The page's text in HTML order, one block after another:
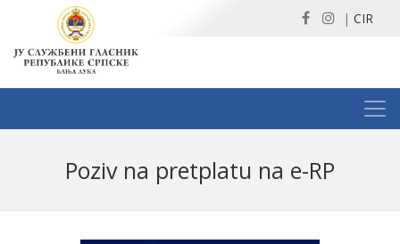
| CIR
Poziv na pretplatu na e-RP